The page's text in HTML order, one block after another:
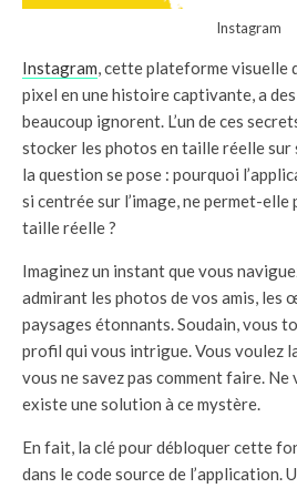
Instagram
Instagram, cette plateforme visuelle
pixel en une histoire captivante, a
beaucoup ignorent. L’un de ces
stocker les photos en taille réelle sur
la question se pose : pourquoi
si centrée sur l’image, ne permet-
taille réelle ?
Imaginez un instant que vous
admirant les photos de vos amis, les
paysages étonnants. Soudain, vous
profil qui vous intrigue. Vous voulez
vous ne savez pas comment faire. Ne
existe une solution à ce mystère.
En fait, la clé pour débloquer cette
dans le code source de l’application.